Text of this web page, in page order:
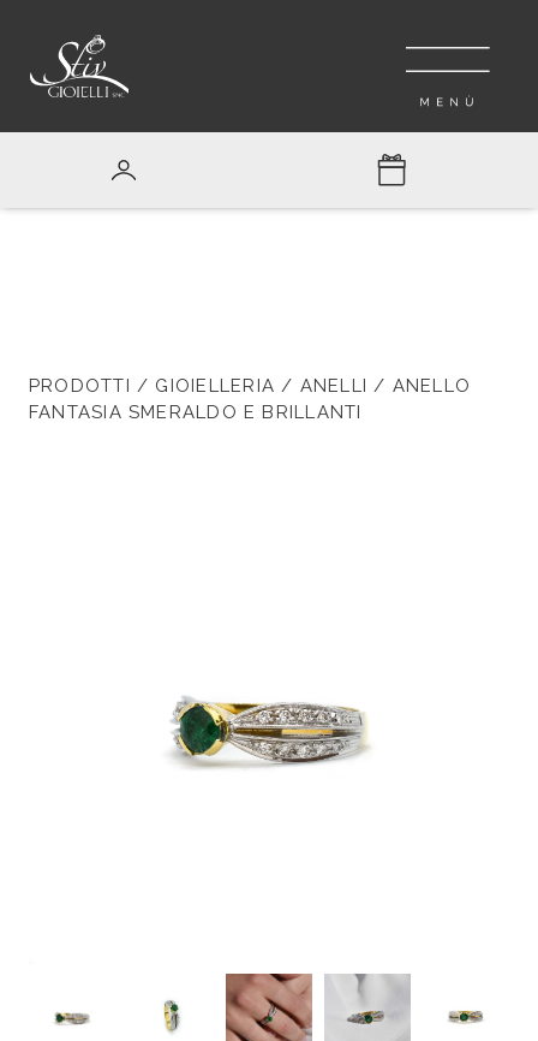
PRODOTTI / GIOIELLERIA / ANELLI / ANELLO
FANTASIA SMERALDO E BRILLANTI